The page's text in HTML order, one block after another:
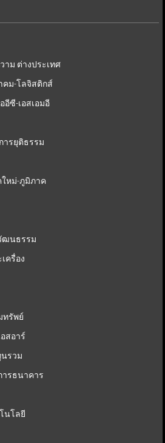
าม ต่างประเทศ
คม-โลจิสติกส์
อีซี-เอสเอมอี
ารยุติธรรม
ใหม่-ภูมิภาค
ฒนธรรม
ครื่อง
ทรัพย์
สอาร์
รวม
ารธนาคาร
นโลยี